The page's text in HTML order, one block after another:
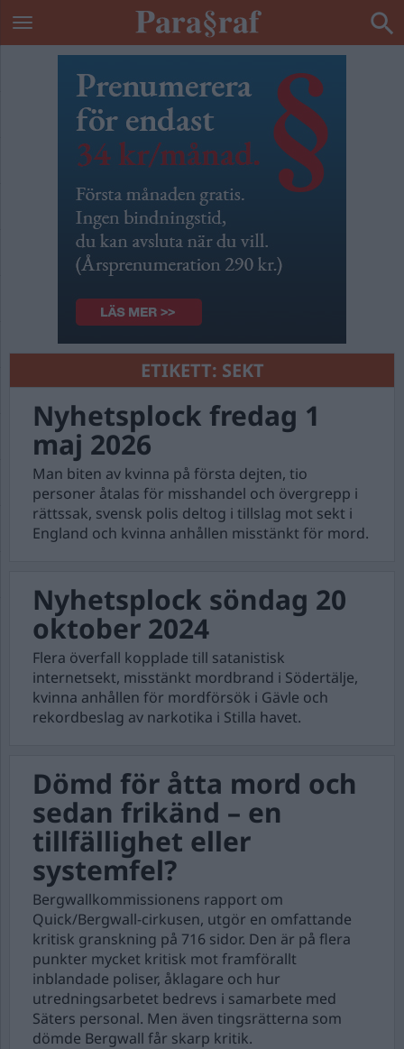
ETIKETT: SEKT
Nyhetsplock fredag 1
maj 2026
Man biten av kvinna på första dejten, tio
personer åtalas för misshandel och övergrepp i
rättssak, svensk polis deltog i tillslag mot sekt i
England och kvinna anhållen misstänkt för mord.
Nyhetsplock söndag 20
oktober 2024
Flera överfall kopplade till satanistisk
internetsekt, misstänkt mordbrand i Södertälje,
kvinna anhållen för mordförsök i Gävle och
rekordbeslag av narkotika i Stilla havet.
Dömd för åtta mord och
sedan frikänd – en
tillfällighet eller
systemfel?
Bergwallkommissionens rapport om
Quick/Bergwall-cirkusen, utgör en omfattande
kritisk granskning på 716 sidor. Den är på flera
punkter mycket kritisk mot framförallt
inblandade poliser, åklagare och hur
utredningsarbetet bedrevs i samarbete med
Säters personal. Men även tingsrätterna som
dömde Bergwall får skarp kritik.